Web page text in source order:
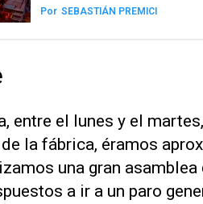
Por SEBASTIÁN PREMICI
entre el lunes y el
la fábrica, éramos
una gran
a ir a un paro